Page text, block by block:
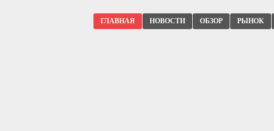
ГЛАВНАЯ НОВОСТИ ОБЗОР РЫНОК